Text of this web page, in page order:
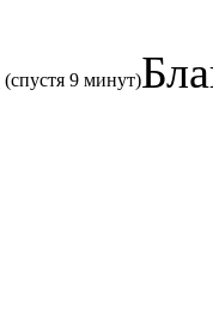
(спустя 9 минут)